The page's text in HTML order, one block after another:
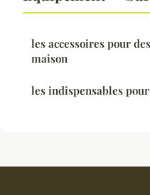
les accessoires pour
maison
les indispensables